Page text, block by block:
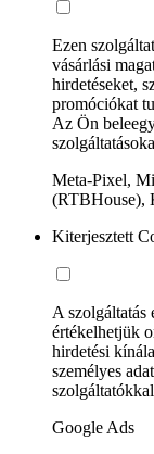
Ezen
vásárlási
hirdetéseket,
promóciókat
Az Ön
Meta-Pixel,
(RTBHouse),
Kiterjesztett
A szolgáltatás
értékelhetjük
hirdetési
személyes
Google Ads